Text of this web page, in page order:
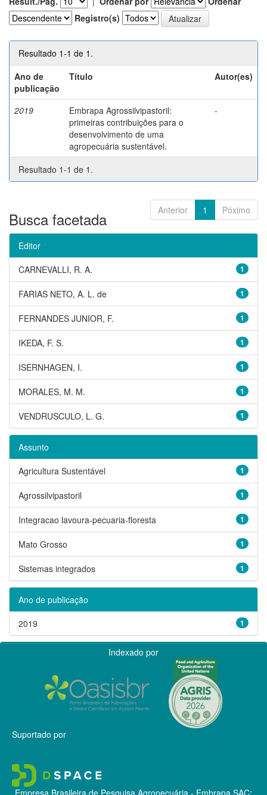
Registro(s)
Resultado 1-1 de 1.
Ano de
publicação
Título Autor(es)
2019
Embrapa Agrossilvipastoril:
primeiras contribuições para o
desenvolvimento de uma
agropecuária sustentável.
-
Resultado 1-1 de 1.
Anterior 1 Póximo
Busca facetada
Editor
1
CARNEVALLI, R. A.
1
FARIAS NETO, A. L. de
1
FERNANDES JUNIOR, F.
1
IKEDA, F. S.
1
ISERNHAGEN, I.
1
MORALES, M. M.
1
VENDRUSCULO, L. G.
Assunto
1
Agricultura Sustentável
1
Agrossilvipastoril
1
Integracao lavoura-pecuaria-floresta
1
Mato Grosso
1
Sistemas integrados
Ano de publicação
1
2019
Indexado por
Suportado por
Empresa Brasileira de Pesquisa Agropecuária - Embrapa SAC: